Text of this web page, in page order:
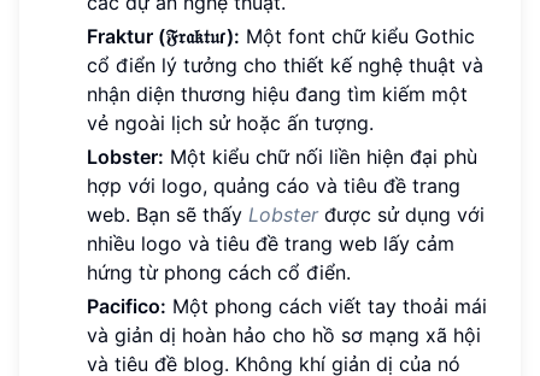
Fraktur (𝔉𝔯𝔞𝔨𝔱𝔲ɾ): Một font chữ kiểu Gothic
cổ điển lý tưởng cho thiết kế nghệ thuật và
nhận diện thương hiệu đang tìm kiếm một
vẻ ngoài lịch sử hoặc ấn tượng.
Lobster: Một kiểu chữ nối liền hiện đại phù
hợp với logo, quảng cáo và tiêu đề trang
web. Bạn sẽ thấy Lobsterđược sử dụng với
nhiều logo và tiêu đề trang web lấy cảm
hứng từ phong cách cổ điển.
Pacifico: Một phong cách viết tay thoải mái
và giản dị hoàn hảo cho hồ sơ mạng xã hội
và tiêu đề blog. Không khí giản dị của nó